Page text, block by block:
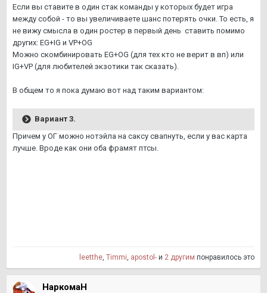
Если вы ставите в один стак команды у которых будет игра
между собой - то вы увеличиваете шанс потерять очки. То есть, я
не вижу смысла в один ростер в первый день ставить помимо
других: EG+IG и VP+OG
Можно скомбинировать EG+OG (для тех кто не верит в вп) или
IG+VP (для любителей экзотики так сказать).
В общем то я пока думаю вот над таким вариантом:
Вариант 3.
Причем у ОГ можно нотэйла на саксу свапнуть, если у вас карта
лучше. Вроде как они оба фрамят птсы.
leetthe, Timmi, apostol- и 2 другим понравилось это
НаркомаН